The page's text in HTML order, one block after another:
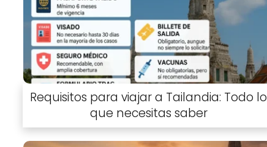
Requisitos para viajar a Tailandia: Todo lo
que necesitas saber